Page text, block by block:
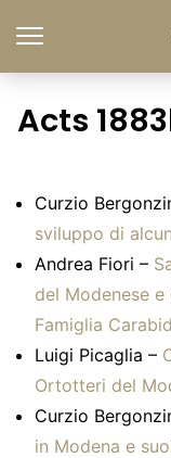
Acts
Curzio
sviluppo di
Andrea Fiori –
del Modenese
Famiglia
Luigi Picaglia –
Ortotteri del
Curzio
in Modena e